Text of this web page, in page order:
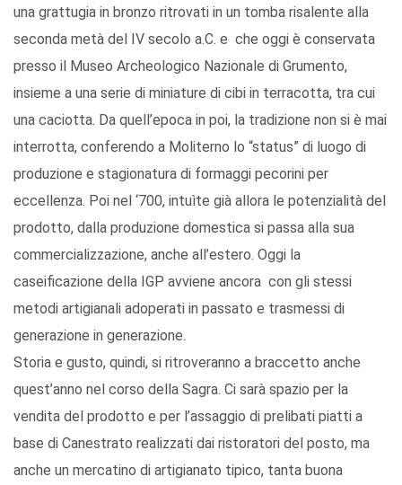
una grattugia in bronzo ritrovati in un tomba risalente alla
seconda metà del IV secolo a.C. e che oggi è conservata
presso il Museo Archeologico Nazionale di Grumento,
insieme a una serie di miniature di cibi in terracotta, tra cui
una caciotta. Da quell’epoca in poi, la tradizione non si è mai
interrotta, conferendo a Moliterno lo “status” di luogo di
produzione e stagionatura di formaggi pecorini per
eccellenza. Poi nel ‘700, intuìte già allora le potenzialità del
prodotto, dalla produzione domestica si passa alla sua
commercializzazione, anche all’estero. Oggi la
caseificazione della IGP avviene ancora con gli stessi
metodi artigianali adoperati in passato e trasmessi di
generazione in generazione.
Storia e gusto, quindi, si ritroveranno a braccetto anche
quest’anno nel corso della Sagra. Ci sarà spazio per la
vendita del prodotto e per l’assaggio di prelibati piatti a
base di Canestrato realizzati dai ristoratori del posto, ma
anche un mercatino di artigianato tipico, tanta buona